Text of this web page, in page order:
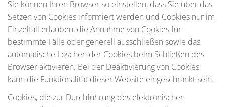
Sie können Ihren Browser so einstellen, dass Sie über das
Setzen von Cookies informiert werden und Cookies nur im
Einzelfall erlauben, die Annahme von Cookies für
bestimmte Fälle oder generell ausschließen sowie das
automatische Löschen der Cookies beim Schließen des
Browser aktivieren. Bei der Deaktivierung von Cookies
kann die Funktionalität dieser Website eingeschränkt sein.
Cookies, die zur Durchführung des elektronischen